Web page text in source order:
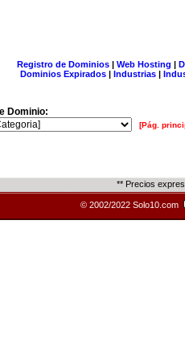
Registro de Dominios| Web Hosting |
Dominios Expirados | Industrias |
Dominio:
[Pág.
** Precios
© 2002/2022 Solo10.com